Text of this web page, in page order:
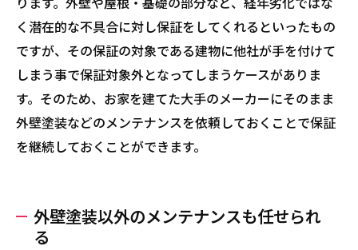
く潜在的な不具合に対し保証をしてくれるといったもの
ですが、その保証の対象である建物に他社が手を付けて
しまう事で保証対象外となってしまうケースがありま
す。そのため、お家を建てた大手のメーカーにそのまま
外壁塗装などのメンテナンスを依頼しておくことで保証
を継続しておくことができます。
外壁塗装以外のメンテナンスも任せられ
る